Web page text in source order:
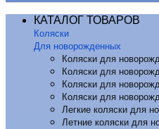
КАТАЛОГ ТОВАРОВ
Коляски
Для новорожденных
Коляски для
Коляски для
Коляски для
Коляски для
Легкие коляски для
Летние коляски для